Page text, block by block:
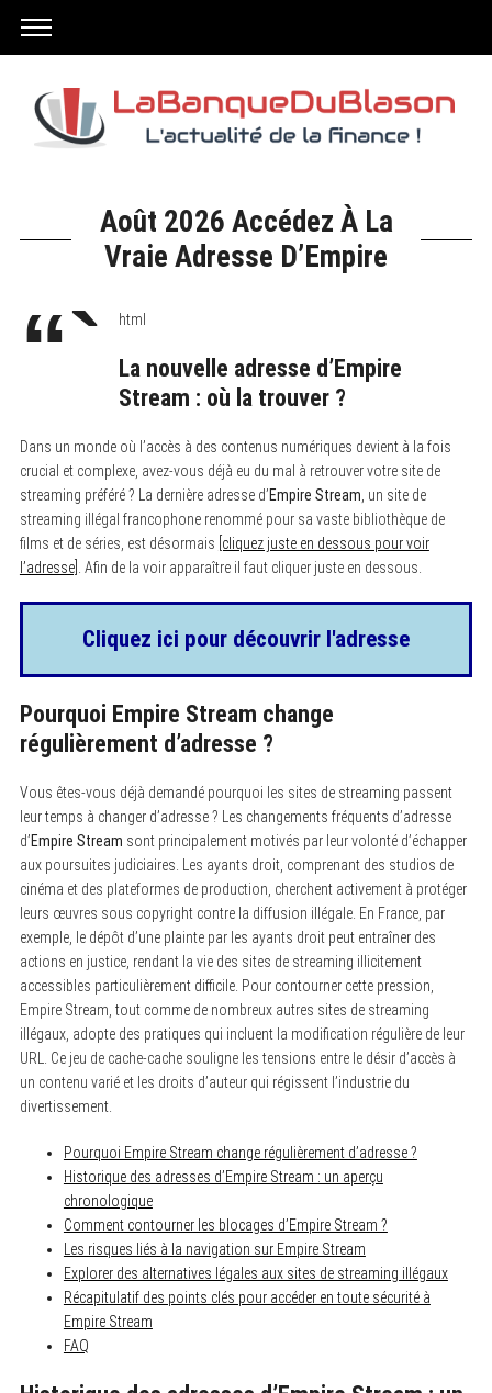
Août 2026 Accédez À La
Vraie Adresse D’Empire
“` html
La nouvelle adresse d’Empire
Stream : où la trouver ?
Dans un monde où l’accès à des contenus numériques devient à la fois
crucial et complexe, avez-vous déjà eu du mal à retrouver votre site de
streaming préféré ? La dernière adresse d’Empire Stream , un site de
streaming illégal francophone renommé pour sa vaste bibliothèque de
films et de séries, est désormais [cliquez juste en dessous pour voir
l’adresse] . Afin de la voir apparaître il faut cliquer juste en dessous.
Cliquez ici pour découvrir l'adresse
Pourquoi Empire Stream change
régulièrement d’adresse ?
Vous êtes-vous déjà demandé pourquoi les sites de streaming passent
leur temps à changer d’adresse ? Les changements fréquents d’adresse
d’Empire Stream sont principalement motivés par leur volonté d’échapper
aux poursuites judiciaires. Les ayants droit, comprenant des studios de
cinéma et des plateformes de production, cherchent activement à protéger
leurs œuvres sous copyright contre la diffusion illégale. En France, par
exemple, le dépôt d’une plainte par les ayants droit peut entraîner des
actions en justice, rendant la vie des sites de streaming illicitement
accessibles particulièrement difficile. Pour contourner cette pression,
Empire Stream, tout comme de nombreux autres sites de streaming
illégaux, adopte des pratiques qui incluent la modification régulière de leur
URL. Ce jeu de cache-cache souligne les tensions entre le désir d’accès à
un contenu varié et les droits d’auteur qui régissent l’industrie du
divertissement.
Pourquoi Empire Stream change régulièrement d’adresse ?
Historique des adresses d’Empire Stream : un aperçu
chronologique
Comment contourner les blocages d’Empire Stream ?
Les risques liés à la navigation sur Empire Stream
Explorer des alternatives légales aux sites de streaming illégaux
Récapitulatif des points clés pour accéder en toute sécurité à
Empire Stream
FAQ